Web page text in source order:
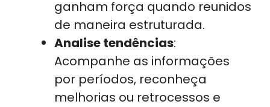
ganham força quando reunidos
de maneira estruturada.
Analise tendências:
Acompanhe as informações
por períodos, reconheça
melhorias ou retrocessos e